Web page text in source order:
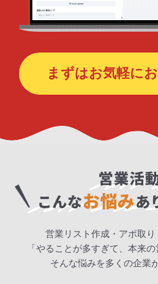
まずはお気軽に
営業リスト作成・アポ取
「やることが多すぎて、本来
そんな悩みを多くの企業